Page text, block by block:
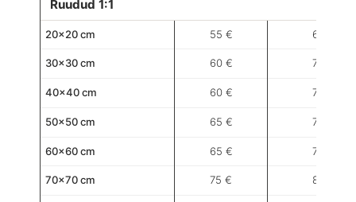
Ruudud 1:1
20×20 cm 55 € 60 €
30×30 cm 60 € 70 €
40×40 cm 60 € 70 €
50×50 cm 65 € 70 €
60×60 cm 65 € 75 €
70×70 cm 75 € 80 €